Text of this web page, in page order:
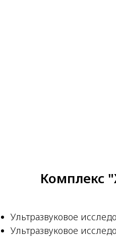
Комплекс
Ультразвуковое
Ультразвуковое